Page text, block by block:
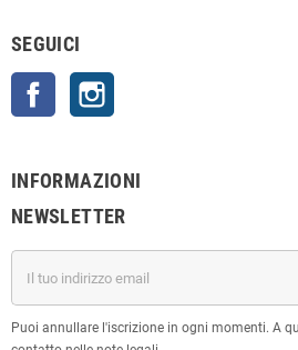
SEGUICI
Facebook
INFORMAZIONI
NEWSLETTER
Puoi annullare l'iscrizione in ogni momenti. A